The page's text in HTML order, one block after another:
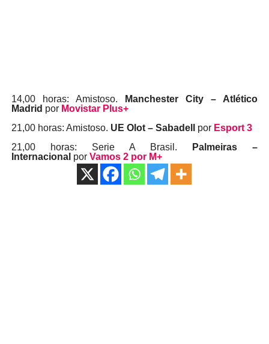
14,00 horas: Amistoso.
Manchester City – Atlético
Madrid por Movistar Plus+
21,00 horas: Amistoso. UE Olot – Sabadell por Esport 3
21,00 horas: Serie A Brasil.
Palmeiras –
Internacional por Vamos 2 por M+